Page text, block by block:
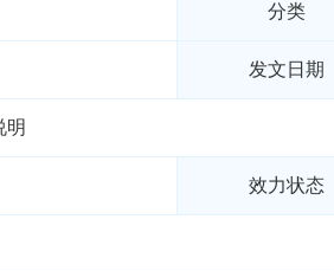
分类
发文日期
明
效力状态